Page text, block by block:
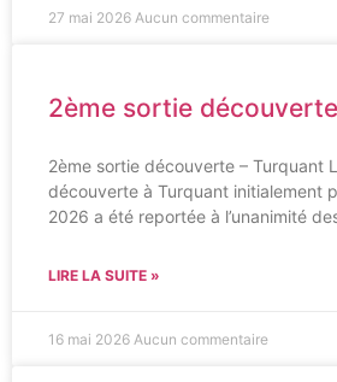
27 mai 2026 Aucun commentaire
2ème sortie
2ème sortie découverte – Turquant
découverte à Turquant initialement
2026 a été reportée à l’unanimité
LIRE LA SUITE »
16 mai 2026 Aucun commentaire